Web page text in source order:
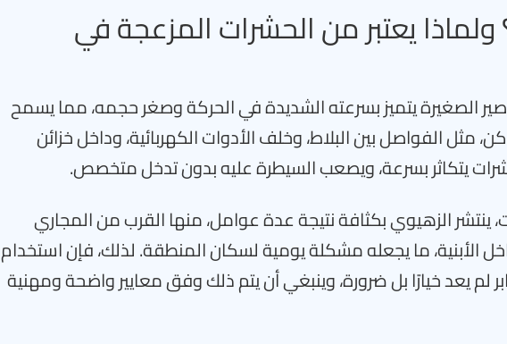
يعتبر من الحشرات المزعجة في
الصغيرة يتميز بسرعته الشديدة في الحركة وصغر حجمه، مما يسمح
مثل الفواصل بين البلاط، وخلف الأدوات الكهربائية، وداخل خزائن
يتكاثر بسرعة، ويصعب السيطرة عليه بدون تدخل متخصص.
ينتشر الزهيوي بكثافة نتيجة عدة عوامل، منها القرب من المجاري
الأبنية، ما يجعله مشكلة يومية لسكان المنطقة. لذلك، فإن استخدام
لم يعد خيارًا بل ضرورة، وينبغي أن يتم ذلك وفق معايير واضحة ومهنية